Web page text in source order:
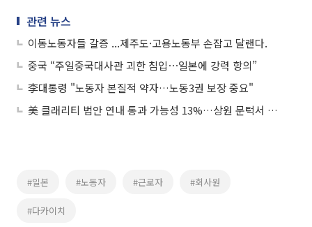
관련 뉴스
이동노동자들 갈증 ...제주도·고용노동부 손잡고 달랜다.
중국 “주일중국대사관 괴한 침입⋯일본에 강력 항의”
李대통령 "노동자 본질적 약자…노동3권 보장 중요"
美 클래리티 법안 연내 통과 가능성 13%…상원 문턱서 제동
#일본 #노동자 #근로자 #회사원
#다카이치